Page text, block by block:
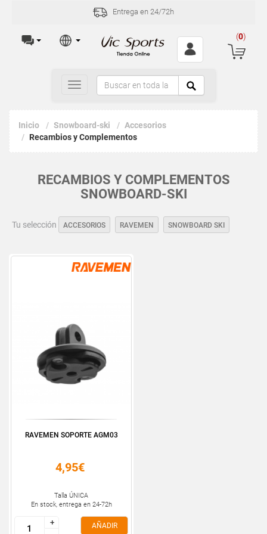
Entrega en 24/72h
(0)
Toggle
navigation
Inicio Snowboard-ski
Accesorios
Recambios y Complementos
RECAMBIOS Y COMPLEMENTOS
SNOWBOARD-SKI
Tu selección ACCESORIOS RAVEMEN SNOWBOARD SKI
RAVEMEN SOPORTE AGM03
4,95€
Talla ÚNICA
En stock, entrega en 24-72h
+
+
AÑADIR